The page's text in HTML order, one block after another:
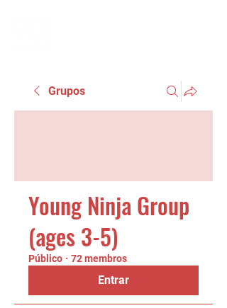
Grupos
Young Ninja Group
(ages 3-5)
Público · 72 membros
Entrar